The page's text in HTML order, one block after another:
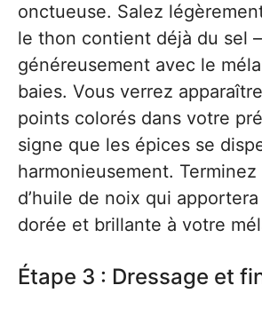
onctueuse. Salez
le thon contient déjà du sel
généreusement avec le
baies. Vous verrez
points colorés dans votre
signe que les épices se
harmonieusement.
d’huile de noix qui
dorée et brillante à votre
Étape 3 : Dressage et